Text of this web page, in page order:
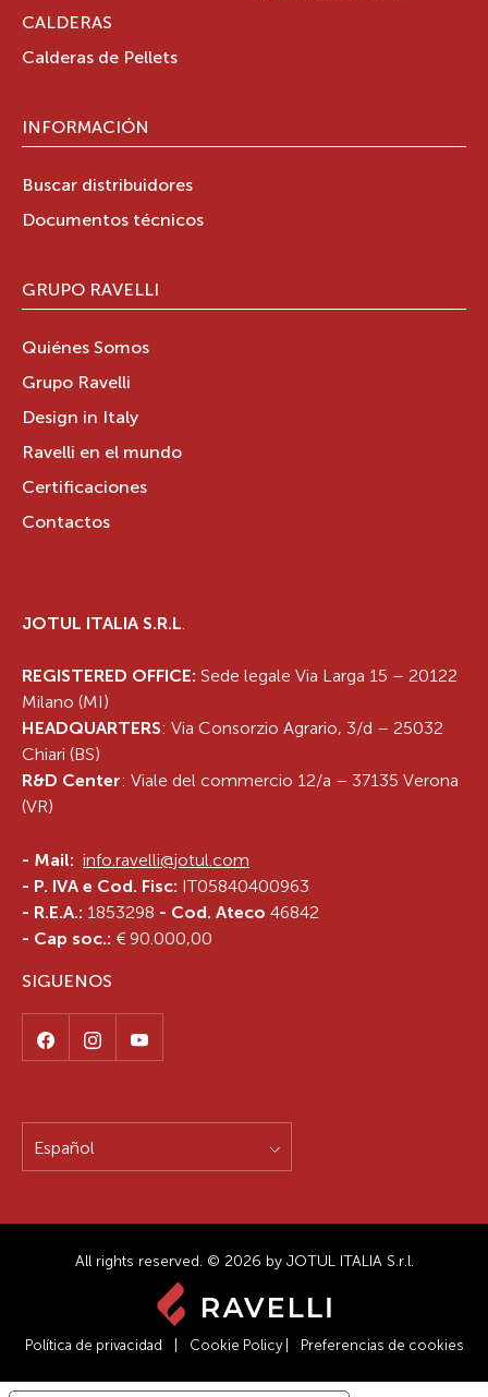
CALDERAS
Calderas de Pellets
INFORMACIÓN
Buscar distribuidores
Documentos técnicos
GRUPO RAVELLI
Quiénes Somos
Grupo Ravelli
Design in Italy
Ravelli en el mundo
Certificaciones
Contactos
JOTUL ITALIA S.R.L.
REGISTERED OFFICE: Sede legale Via Larga 15 – 20122
Milano (MI)
HEADQUARTERS: Via Consorzio Agrario, 3/d – 25032
Chiari (BS)
R&D Center: Viale del commercio 12/a – 37135 Verona
(VR)
- Mail: info.ravelli@jotul.com
- P. IVA e Cod. Fisc: IT05840400963
- R.E.A.: 1853298 - Cod. Ateco 46842
- Cap soc.: € 90.000,00
SIGUENOS
Español
All rights reserved. © 2026 by JOTUL ITALIA S.r.l.
Política de privacidad Cookie Policy Preferencias de cookies